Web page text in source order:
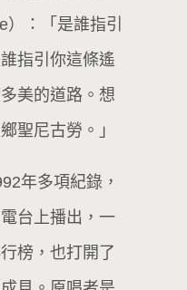
：「是誰指引
指引你這條遙
美的道路。想
聖尼古勞。」
年多項紀錄，
台上播出，一
榜，也打開了